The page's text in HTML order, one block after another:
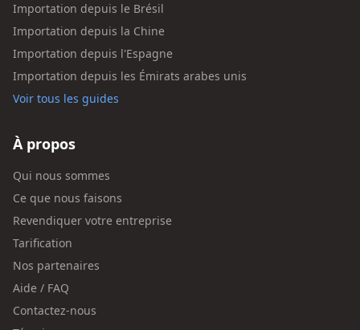
Importation depuis le Brésil
Importation depuis la Chine
Importation depuis l'Espagne
Importation depuis les Émirats arabes unis
Voir tous les guides
À propos
Qui nous sommes
Ce que nous faisons
Revendiquer votre entreprise
Tarification
Nos partenaires
Aide / FAQ
Contactez-nous